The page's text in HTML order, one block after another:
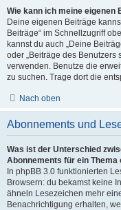
Wie kann ich meine eigenen
Deine eigenen Beiträge
Beiträge“ im Schnellzugriff
kannst du auch „Deine
oder „Beiträge des Benutzers
verwenden. Benutze die
zu suchen. Trage dort die
Nach oben
Abonnements und
Was ist der Unterschied
Abonnements für ein Thema
In phpBB 3.0 funktionierten
Browsern: du bekamst keine
ähneln Lesezeichen mehr
Benachrichtigung erhalten,